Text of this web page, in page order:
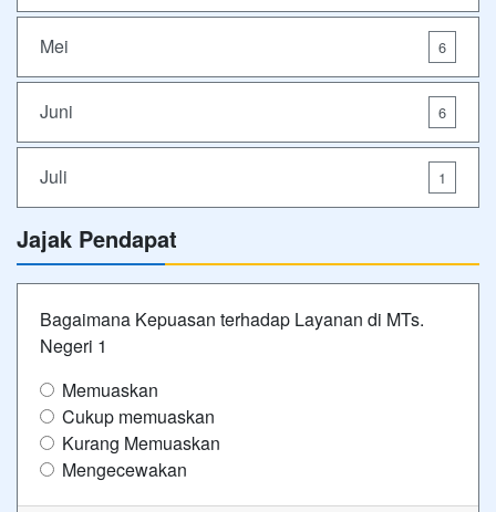
Mei 6
Juni 6
Juli 1
Jajak Pendapat
Bagaimana Kepuasan terhadap Layanan di MTs.
Negeri 1
Memuaskan
Cukup memuaskan
Kurang Memuaskan
Mengecewakan